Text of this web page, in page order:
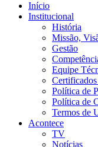
Início
Institucional
História
Missão,
Gestão
Equipe
Política de
Política de
Termos de
Acontece
TV
Notícias